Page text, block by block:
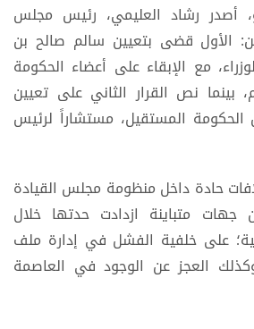
3 مايو، أصدر رشاد العليمي، رئيس مجلس
الأول قضى بتعيين سالم صالح بن
مع الإبقاء على أعضاء الحكومة
بينما نص القرار الثاني على تعيين
الحكومة المستقيل، مستشاراً لرئيس
حادة داخل منظومة مجلس القيادة
متباينة ازدادت حدتها خلال
على خلفية الفشل في إدارة ملف
وكذلك العجز عن الوجود في العاصمة